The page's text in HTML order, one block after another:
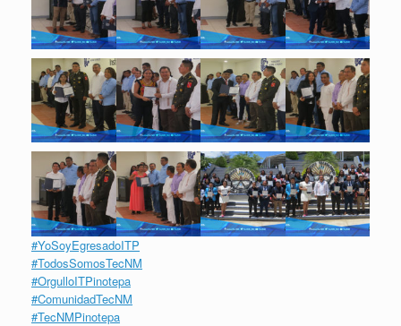
#YoSoyEgresadoITP
#TodosSomosTecNM
#OrgulloITPinotepa
#ComunidadTecNM
#TecNMPinotepa